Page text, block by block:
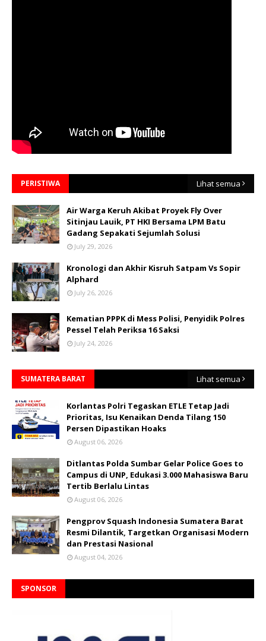
PERISTIWA Lihat semua
Air Warga Keruh Akibat Proyek Fly Over
Sitinjau Lauik, PT HKI Bersama LPM Batu
Gadang Sepakati Sejumlah Solusi
July 29, 2026
Kronologi dan Akhir Kisruh Satpam Vs Sopir
Alphard
July 26, 2026
Kematian PPPK di Mess Polisi, Penyidik Polres
Pessel Telah Periksa 16 Saksi
July 24, 2026
SUMATERA BARAT Lihat semua
Korlantas Polri Tegaskan ETLE Tetap Jadi
Prioritas, Isu Kenaikan Denda Tilang 150
Persen Dipastikan Hoaks
August 06, 2026
Ditlantas Polda Sumbar Gelar Police Goes to
Campus di UNP, Edukasi 3.000 Mahasiswa Baru
Tertib Berlalu Lintas
August 06, 2026
Pengprov Squash Indonesia Sumatera Barat
Resmi Dilantik, Targetkan Organisasi Modern
dan Prestasi Nasional
August 04, 2026
SPONSOR